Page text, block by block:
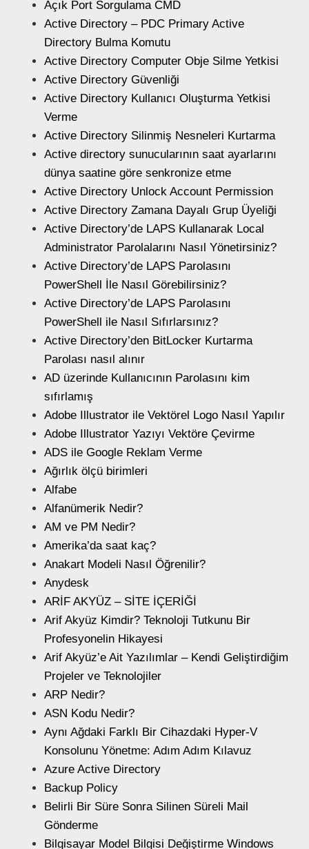
Açık Port Sorgulama CMD
Active Directory – PDC Primary Active
Directory Bulma Komutu
Active Directory Computer Obje Silme Yetkisi
Active Directory Güvenliği
Active Directory Kullanıcı Oluşturma Yetkisi
Verme
Active Directory Silinmiş Nesneleri Kurtarma
Active directory sunucularının saat ayarlarını
dünya saatine göre senkronize etme
Active Directory Unlock Account Permission
Active Directory Zamana Dayalı Grup Üyeliği
Active Directory’de LAPS Kullanarak Local
Administrator Parolalarını Nasıl Yönetirsiniz?
Active Directory’de LAPS Parolasını
PowerShell İle Nasıl Görebilirsiniz?
Active Directory’de LAPS Parolasını
PowerShell ile Nasıl Sıfırlarsınız?
Active Directory’den BitLocker Kurtarma
Parolası nasıl alınır
AD üzerinde Kullanıcının Parolasını kim
sıfırlamış
Adobe Illustrator ile Vektörel Logo Nasıl Yapılır
Adobe Illustrator Yazıyı Vektöre Çevirme
ADS ile Google Reklam Verme
Ağırlık ölçü birimleri
Alfabe
Alfanümerik Nedir?
AM ve PM Nedir?
Amerika’da saat kaç?
Anakart Modeli Nasıl Öğrenilir?
Anydesk
ARİF AKYÜZ – SİTE İÇERİĞİ
Arif Akyüz Kimdir? Teknoloji Tutkunu Bir
Profesyonelin Hikayesi
Arif Akyüz’e Ait Yazılımlar – Kendi Geliştirdiğim
Projeler ve Teknolojiler
ARP Nedir?
ASN Kodu Nedir?
Aynı Ağdaki Farklı Bir Cihazdaki Hyper-V
Konsolunu Yönetme: Adım Adım Kılavuz
Azure Active Directory
Backup Policy
Belirli Bir Süre Sonra Silinen Süreli Mail
Gönderme
Bilgisayar Model Bilgisi Değiştirme Windows